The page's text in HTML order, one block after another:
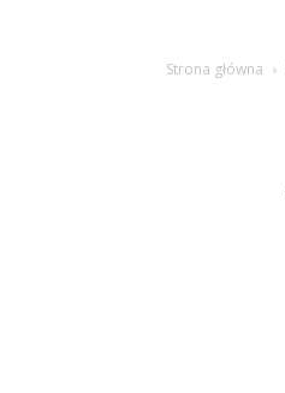
Strona główna